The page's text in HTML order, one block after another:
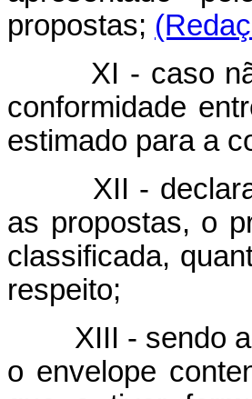
propostas;
XI - caso não
conformidade
estimado para a
XII - declarada
as propostas, o
classificada,
respeito;
XIII - sendo
o envelope